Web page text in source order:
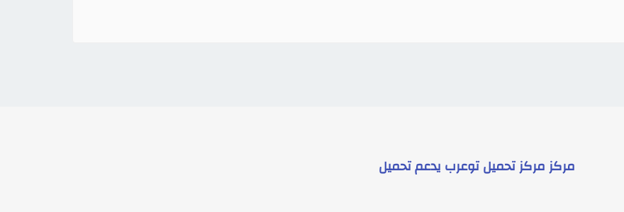
مركزمركز تحميل توعرب يدعمتحميل